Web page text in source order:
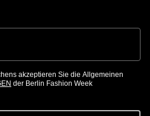
akzeptieren Sie die Allgemeinen
der Berlin Fashion Week